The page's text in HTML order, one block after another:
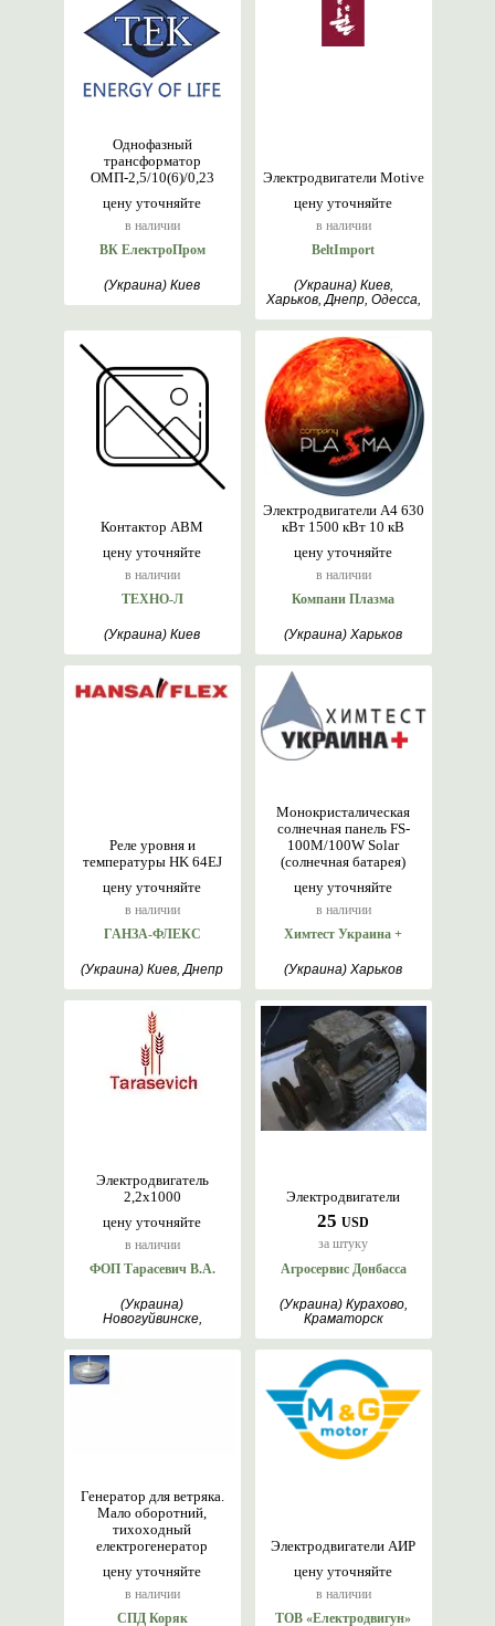
цену уточняйте
в наличии
Однофазный
трансформатор
ОМП-2,5/10(6)/0,23
ВК ЕлектроПром
(Украина) Киев
цену уточняйте
в наличии
Электродвигатели Motive
BeltImport
(Украина) Киев,
Харьков, Днепр, Одесса,
цену уточняйте
в наличии
Контактор АВМ
ТЕХНО-Л
(Украина) Киев
цену уточняйте
в наличии
Электродвигатели А4 630
кВт 1500 кВт 10 кВ
Компани Плазма
(Украина) Харьков
цену уточняйте
в наличии
Реле уровня и
температуры HK 64EJ
ГАНЗА-ФЛЕКС
(Украина) Киев, Днепр
цену уточняйте
в наличии
Монокристалическая
солнечная панель FS-
100M/100W Solar
(солнечная батарея)
Химтест Украина +
(Украина) Харьков
цену уточняйте
в наличии
Электродвигатель
2,2х1000
ФОП Тарасевич В.А.
(Украина)
Новогуйвинске,
25 USD
за штуку
Электродвигатели
Агросервис Донбасса
(Украина) Курахово,
Краматорск
цену уточняйте
в наличии
Генератор для ветряка.
Мало оборотний,
тихоходный
електрогенератор
СПД Коряк
цену уточняйте
в наличии
Электродвигатели АИР
ТОВ «Електродвигун»